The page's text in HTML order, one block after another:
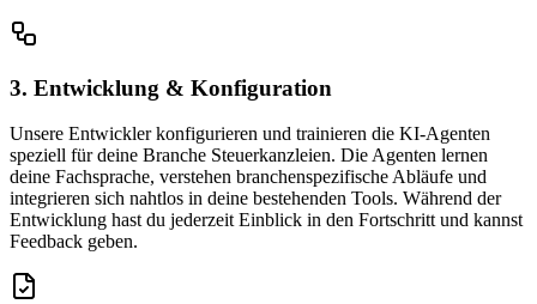
3. Entwicklung & Konfiguration
Unsere Entwickler konfigurieren und trainieren die KI-Agenten
speziell für deine Branche Steuerkanzleien. Die Agenten lernen
deine Fachsprache, verstehen branchenspezifische Abläufe und
integrieren sich nahtlos in deine bestehenden Tools. Während der
Entwicklung hast du jederzeit Einblick in den Fortschritt und kannst
Feedback geben.